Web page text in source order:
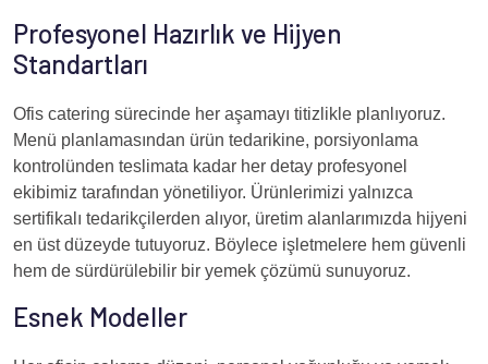
Profesyonel Hazırlık ve Hijyen
Standartları
Ofis catering sürecinde her aşamayı titizlikle planlıyoruz.
Menü planlamasından ürün tedarikine, porsiyonlama
kontrolünden teslimata kadar her detay profesyonel
ekibimiz tarafından yönetiliyor. Ürünlerimizi yalnızca
sertifikalı tedarikçilerden alıyor, üretim alanlarımızda hijyeni
en üst düzeyde tutuyoruz. Böylece işletmelere hem güvenli
hem de sürdürülebilir bir yemek çözümü sunuyoruz.
Esnek Modeller